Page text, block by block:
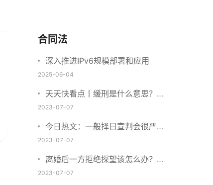
合同法
深入推进IPv6规模部署和应用
2025-06-04
天天快看点丨缓刑是什么意思？缓
刑需要坐牢吗？
2023-07-07
今日热文：一般择日宣判会很严重
吗？择日宣判会提前通知吗？
2023-07-07
离婚后一方拒绝探望该怎么办？离
婚拒绝探视会怎么样？ 当前简讯
2023-07-07